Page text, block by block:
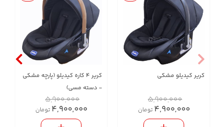
کریر کیدیلو مشکی
5,900,000
4,900,000 تومان
کریر ۴ کاره کیدیلو (پارچه مشکی
- دسته مسی)
5,900,000
4,900,000 تومان